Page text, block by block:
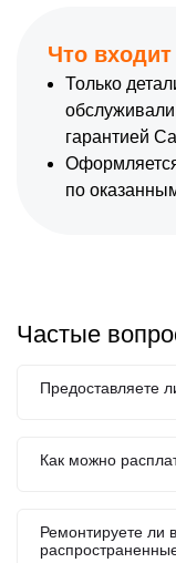
Что
Только
гарантией
по
Частые
Предоставляете
Как можно
Ремонтируете ли